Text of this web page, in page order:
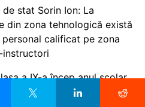
de stat Sorin Ion: La
din zona tehnologică există
calificat pe zona
instructori
a IX-a încep anul școlar
cu manuale noi / Cărțile